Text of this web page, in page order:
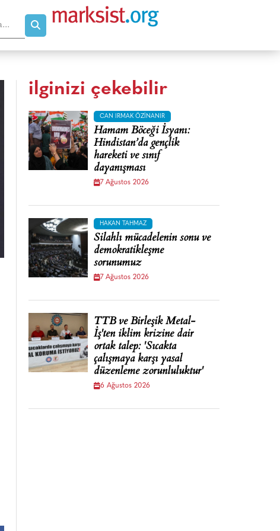
ilginizi çekebilir
CAN IRMAK ÖZINANIR
Hamam Böceği İsyanı:
Hindistan’da gençlik
hareketi ve sınıf
dayanışması
7 Ağustos 2026
HAKAN TAHMAZ
Silahlı mücadelenin sonu ve
demokratikleşme
sorunumuz
7 Ağustos 2026
TTB ve Birleşik Metal-
İş'ten iklim krizine dair
ortak talep: 'Sıcakta
çalışmaya karşı yasal
düzenleme zorunluluktur'
6 Ağustos 2026